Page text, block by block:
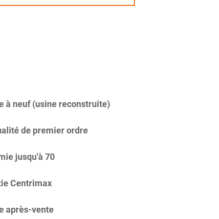
à neuf (usine reconstruite)
de premier ordre
jusqu'à 70
Centrimax
après-vente